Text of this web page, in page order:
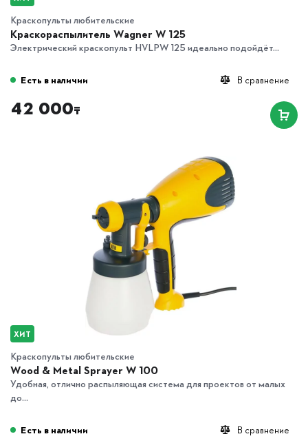
Краскопульты любительские
Краскораспылитель Wagner W 125
Электрический краскопульт HVLPW 125 идеально подойдёт...
В сравнение
Есть в наличии
42 000₸
ХИТ
Краскопульты любительские
Wood & Metal Sprayer W 100
Удобная, отлично распыляющая система для проектов от малых
до...
В сравнение
Есть в наличии